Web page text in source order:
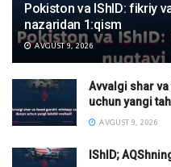
Pokiston va IShID: fikriy
nazaridan 1:qism
AVGUST 9, 2026
Avvalgi shar
uchun yangi
AVGUST 9, 2026
IShID;